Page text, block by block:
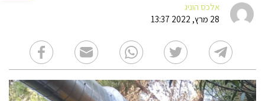
אלכס הוניג
28 מרץ, 2022 13:37